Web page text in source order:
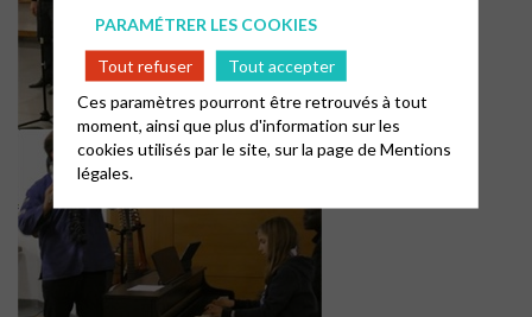
PARAMÉTRER LES COOKIES
Tout refuser
Tout accepter
Ces paramètres pourront être retrouvés à tout
moment, ainsi que plus d'information sur les
cookies utilisés par le site, sur la page deMentions
légales.